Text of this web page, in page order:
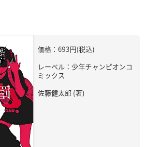
価格：693円(税込)
レーベル：少年チャンピオンコ
ミックス
佐藤健太郎 (著)